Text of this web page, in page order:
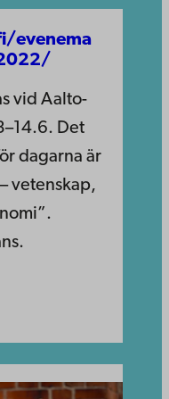
evenema
vid Aalto-
Det
dagarna är
vetenskap,